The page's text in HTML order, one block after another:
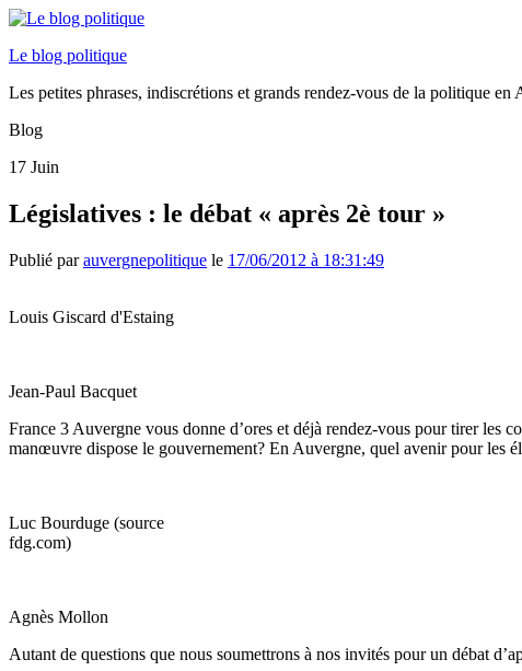
Le blog politique
Les petites phrases, indiscrétions et grands rendez-vous de la politique en
Blog
17 Juin
Législatives : le débat « après 2è tour »
Publié parauvergnepolitique le 17/06/2012 à 18:31:49
Louis Giscard d'Estaing
Jean-Paul Bacquet
France 3 Auvergne vous donne d’ores et déjà rendez-vous pour tirer les
manœuvre dispose le gouvernement? En Auvergne, quel avenir pour les
Luc Bourduge (source
fdg.com)
Agnès Mollon
Autant de questions que nous soumettrons à nos invités pour un débat